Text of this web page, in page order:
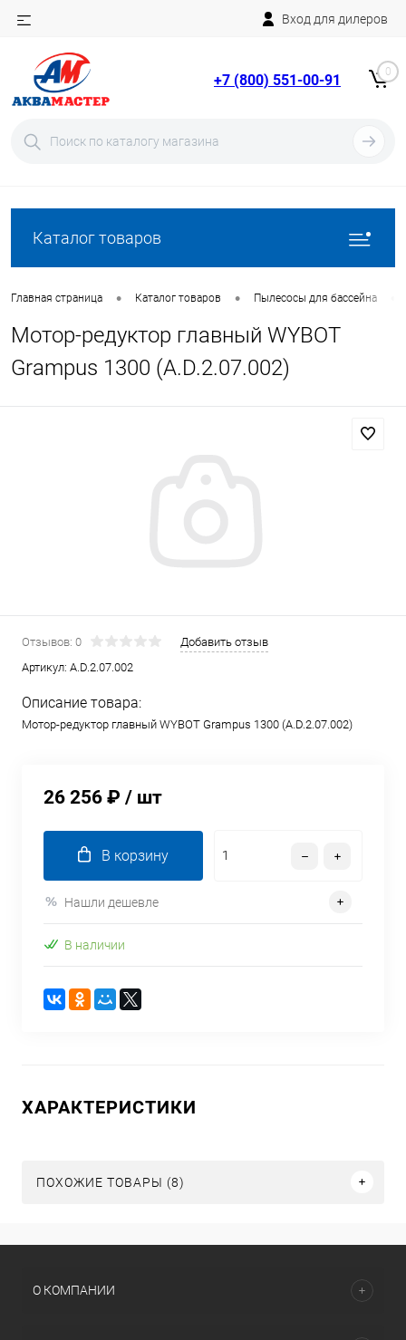
Вход для дилеров
+7 (800) 551-00-91 0
Каталог товаров
Главная страница • Каталог товаров • Пылесосы для бассейна
Мотор-редуктор главный WYBOT
Grampus 1300 (A.D.2.07.002)
Отзывов: 0
Добавить отзыв
Артикул: A.D.2.07.002
Описание товара:
Мотор-редуктор главный WYBOT Grampus 1300 (A.D.2.07.002)
26 256 ₽ / шт
В корзину
Нашли дешевле
В наличии
ХАРАКТЕРИСТИКИ
ПОХОЖИЕ ТОВАРЫ (8)
О КОМПАНИИ